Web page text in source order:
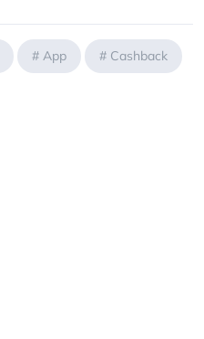
# App # Cashback